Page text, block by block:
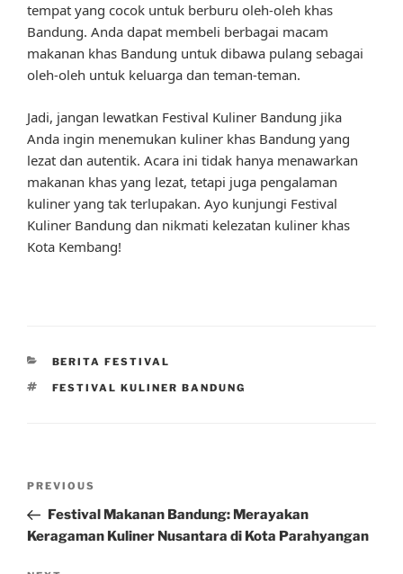
tempat yang cocok untuk berburu oleh-oleh khas
Bandung. Anda dapat membeli berbagai macam
makanan khas Bandung untuk dibawa pulang sebagai
oleh-oleh untuk keluarga dan teman-teman.
Jadi, jangan lewatkan Festival Kuliner Bandung jika
Anda ingin menemukan kuliner khas Bandung yang
lezat dan autentik. Acara ini tidak hanya menawarkan
makanan khas yang lezat, tetapi juga pengalaman
kuliner yang tak terlupakan. Ayo kunjungi Festival
Kuliner Bandung dan nikmati kelezatan kuliner khas
Kota Kembang!
CATEGORIES
BERITA FESTIVAL
TAGS
FESTIVAL KULINER BANDUNG
Previous
Post
PREVIOUS
Festival Makanan Bandung: Merayakan
Keragaman Kuliner Nusantara di Kota Parahyangan